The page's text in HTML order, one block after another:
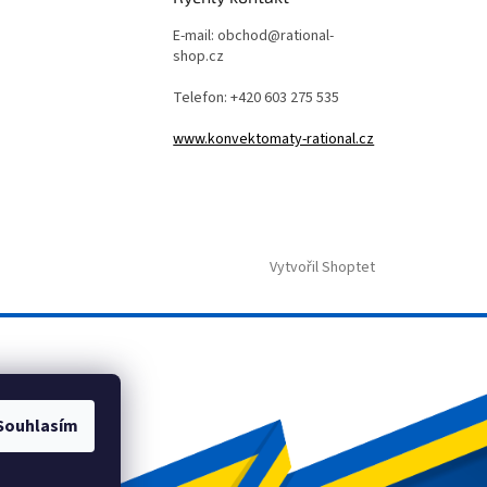
E-mail: obchod@rational-
shop.cz
Telefon: +420 603 275 535
www.konvektomaty-rational.cz
Vytvořil Shoptet